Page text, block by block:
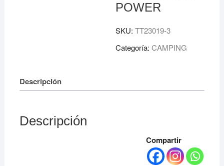
POWER
SKU:TT23019-3
Categoría:CAMPING
Descripción
Descripción
Compartir